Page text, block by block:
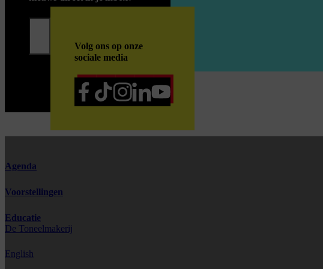
Volg ons op onze
sociale media
Agenda
Voorstellingen
Educatie
De Toneelmakerij
English